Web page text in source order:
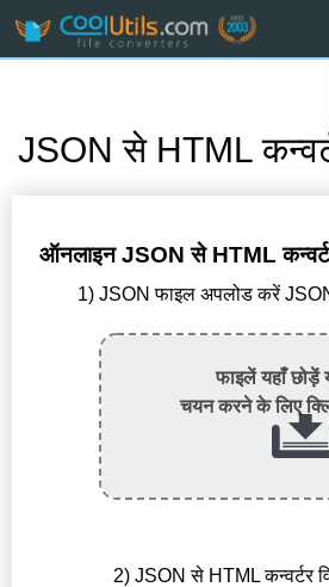
JSON से HTML
ऑनलाइन JSON से HTML
1) JSON फाइल अपलोड करें
फाइलें यहाँ छोड़ें
चयन करने के लिए
2) JSON से HTML कन्वर्टर